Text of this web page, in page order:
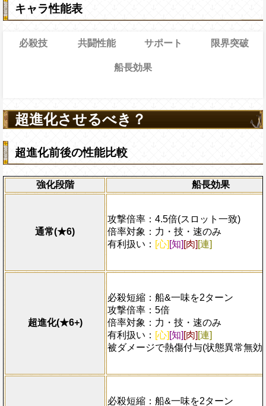
キャラ性能表
必殺技
通常時
かかっている全てのバリアを3ターン減
敵全体の防御力を0にし、1ターンの間
攻撃を2.25倍、1ターンの間防御力ダウ
上限突破
共闘性能
ターン数：10
全ての防御効果・防御力・通常攻撃以
外のダメージを1にする効果を無視し
プレイヤーの一味の属性スロットを自
サポート
タスの8%をサポート対象キャラの基礎
せする
対象
限界突破
攻撃成功で[力]スロットが継続する
ングボーナスに攻撃×9倍のダメージを上
を5ターン回復する
撃は全てのバリアを貫通する
船長効果
キャラのみの時、一味の体力を1.5倍、
ト一致時4.5倍、[心][知][肉][連]スロッ
扱いにする
Lv上限突破
超進化させるべき？
超進化前後の性能比較
強化段階 船長効果
通常(★6)
攻撃倍率：4.5倍(スロット一致)
倍率対象：力・技・速のみ
有利扱い： [心] [知] [肉] [連]
超進化(★6+)
必殺短縮：船&一味を2ターン
攻撃倍率：5倍
倍率対象：力・技・速のみ
有利扱い： [心] [知] [肉] [連]
被ダメージで熱傷付与(状態異常無効
必殺短縮：船&一味を2ターン